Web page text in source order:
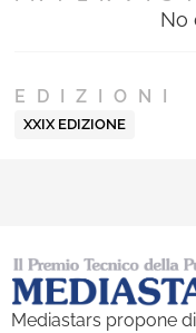
No
EDIZIONI
XXIX EDIZIONE
Mediastars propone